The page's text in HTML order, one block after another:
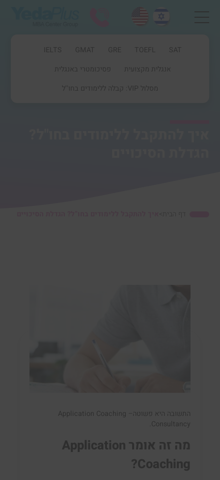
SAT
TOEFL
GRE
GMAT
IELTS
אנגלית מקצועית
פסיכומטרי באנגלית
מסלול VIP: קבלה ללימודים בחו''ל
דף הבית >
התשובה היא פשוטה
Application Coaching
Consultancy
מה זה אומר Application
Coaching
?